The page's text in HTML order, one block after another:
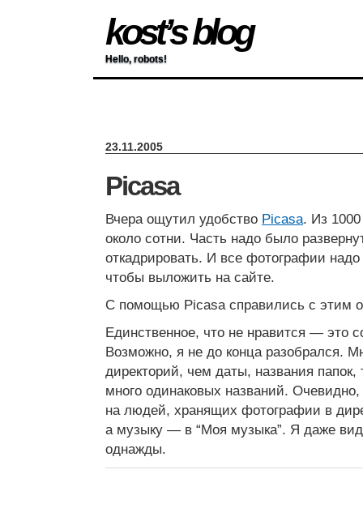
kost’s blog
Hello, robots!
23.11.2005
Picasa
Вчера ощутил удобство Picasa. Из
около сотни. Часть надо было
откадрировать. И все фотографии
чтобы выложить на сайте.
С помощью Picasa справились с этим
Единственное, что не нравится — это
Возможно, я не до конца разобрался.
директорий, чем даты, названия
много одинаковых названий.
на людей, хранящих фотографии в
а музыку — в “Моя музыка”. Я даже
однажды.